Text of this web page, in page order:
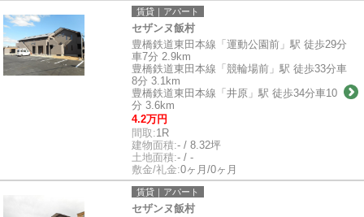
賃貸｜アパート
セザンヌ飯村
豊橋鉄道東田本線「運動公園前」駅 徒歩29分
車7分 2.9km
豊橋鉄道東田本線「競輪場前」駅 徒歩33分車
8分 3.1km
豊橋鉄道東田本線「井原」駅 徒歩34分車10
分 3.6km
4.2万円
間取:1R
建物面積:- / 8.32坪
土地面積:- / -
敷金/礼金:0ヶ月/0ヶ月
賃貸｜アパート
セザンヌ飯村